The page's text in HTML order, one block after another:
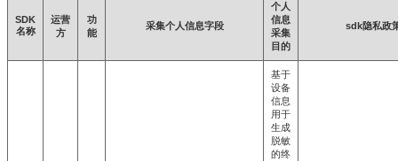
SDK
名称
运营
方
功
能
采集个人信息字段
个人
信息
采集
目的
sdk隐私政
基于
设备
信息
用于
生成
脱敏
的终